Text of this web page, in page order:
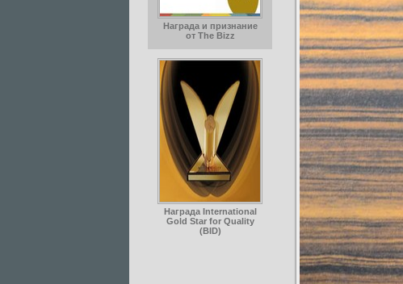
Награда и признание
от The Bizz
Награда International
Gold Star for Quality
(BID)